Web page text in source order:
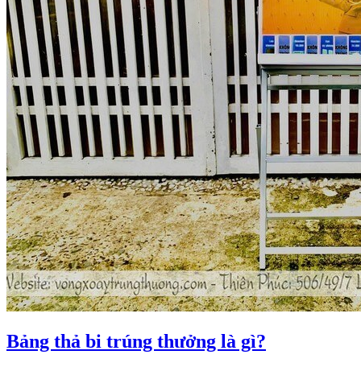
Bảng thả bi trúng thưởng là gì?